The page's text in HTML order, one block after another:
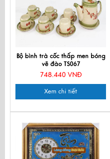
Bộ bình trà cốc thấp men bóng
vẽ đào TS067
748.440 VNĐ
Xem chi tiết